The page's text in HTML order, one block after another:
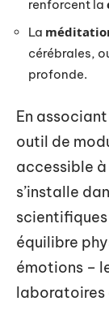
renforcent la
La
cérébrales,
profonde.
En
outil de
accessible
s’installe
équilibre
émotions –
laboratoires